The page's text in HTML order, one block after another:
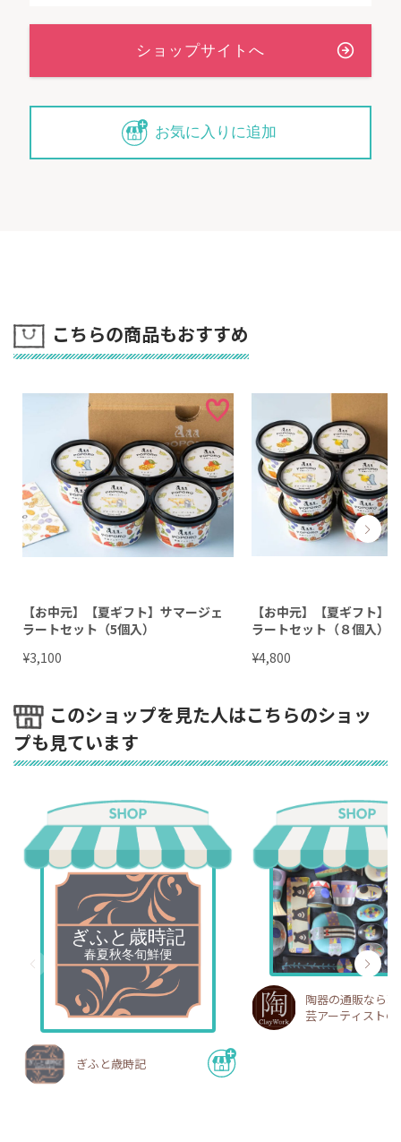
お気に入りに追加
こちらの商品もおすすめ
【お中元】【夏ギフト】サマージェ
ラートセット（5個入）
¥3,100
【お中元】【夏ギフト】
ラートセット（８個入）
¥4,800
このショップを見た人はこちらのショッ
プも見ています
ぎふと歳時記
陶器の通販なら
芸アーティスト